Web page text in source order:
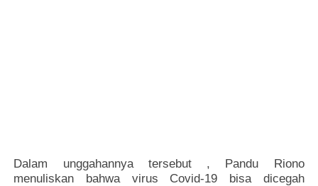
Dalam unggahannya tersebut , Pandu Riono
menuliskan bahwa virus Covid-19 bisa dicegah